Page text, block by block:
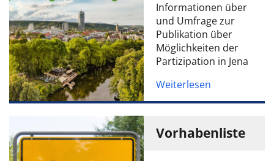
Informationen über
und Umfrage zur
Publikation über
Möglichkeiten der
Partizipation in Jena
Weiterlesen
Vorhabenliste